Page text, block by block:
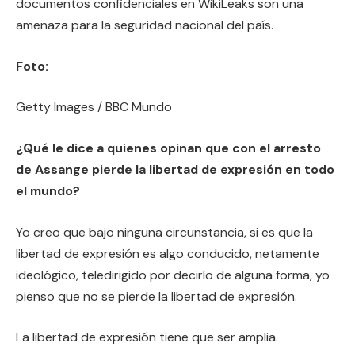
documentos confidenciales en WikiLeaks son una
amenaza para la seguridad nacional del país.
Foto:
Getty Images / BBC Mundo
¿Qué le dice a quienes opinan que con el arresto
de Assange pierde la libertad de expresión en todo
el mundo?
Yo creo que bajo ninguna circunstancia, si es que la
libertad de expresión es algo conducido, netamente
ideológico, teledirigido por decirlo de alguna forma, yo
pienso que no se pierde la libertad de expresión.
La libertad de expresión tiene que ser amplia.